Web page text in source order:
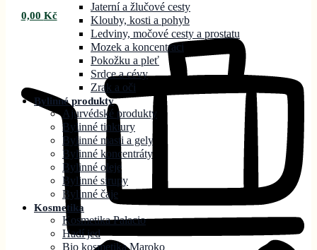
0,00 Kč
Jaterní a žlučové cesty
Klouby, kosti a pohyb
Ledviny, močové cesty a prostatu
Mozek a koncentraci
Pokožku a pleť
Srdce a cévy
Zrak a oči
Bylinné produkty
Ajurvédské produkty
Bylinné tinktury
Bylinné masti a gely
Bylinné koncentráty
Bylinné oleje
Bylinné sirupy
Bylinné čaje
Kosmetika
Kosmetika Palacio
Hadí jed
Bio kosmetika Maroko